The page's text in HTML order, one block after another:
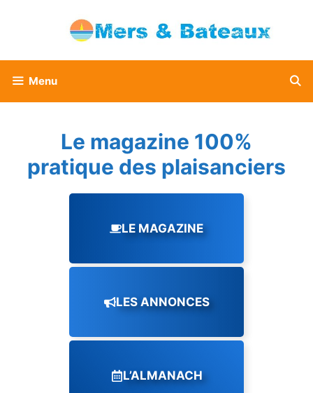
Menu
Le magazine 100%
pratique des plaisanciers
LE MAGAZINE
LES ANNONCES
L’ALMANACH